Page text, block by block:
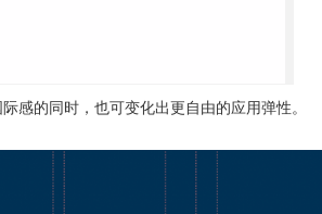
感的同时，也可变化出更自由的应用弹性。